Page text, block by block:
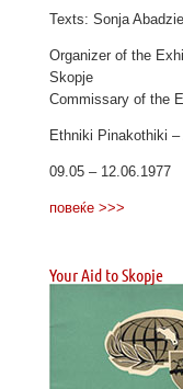
Texts: Sonja
Organizer of the
Skopje
Commissary of the
Ethniki Pinakothiki
09.05 – 12.06.1977
повеќе >>>
Your Aid to Skopje